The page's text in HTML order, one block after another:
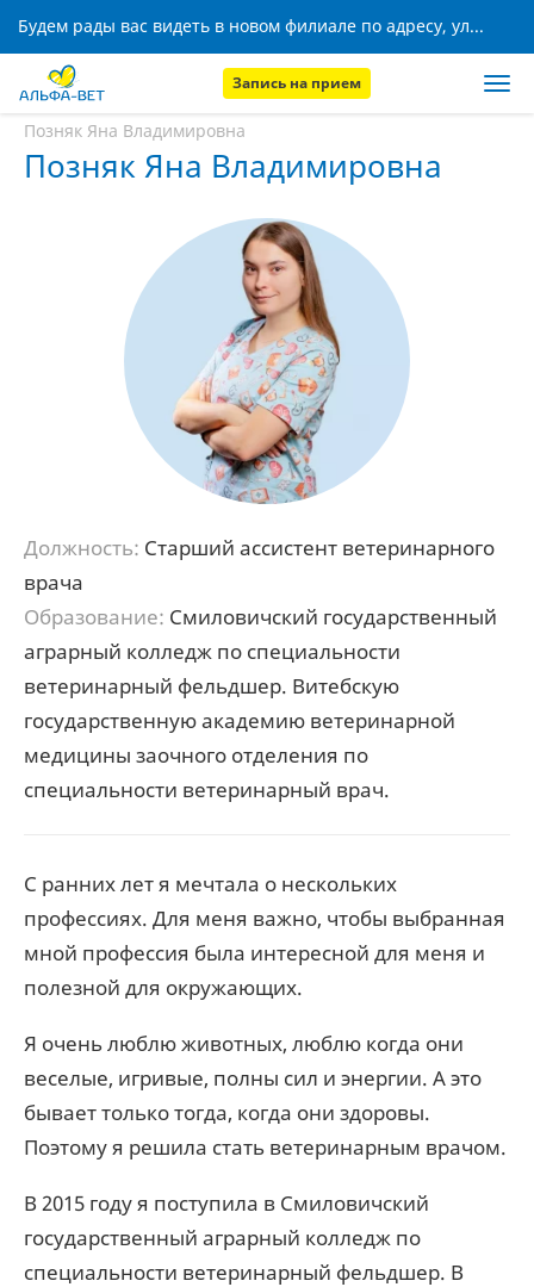
Будем рады вас видеть в новом филиале по адресу, ул. Кижеватова, 8!
Запись на прием
Главная
Наши сотрудники
Позняк Яна Владимировна
Позняк Яна Владимировна
Должность: Старший ассистент ветеринарного
врача
Образование: Смиловичский государственный
аграрный колледж по специальности
ветеринарный фельдшер. Витебскую
государственную академию ветеринарной
медицины заочного отделения по
специальности ветеринарный врач.
С ранних лет я мечтала о нескольких
профессиях. Для меня важно, чтобы выбранная
мной профессия была интересной для меня и
полезной для окружающих.
Я очень люблю животных, люблю когда они
веселые, игривые, полны сил и энергии. А это
бывает только тогда, когда они здоровы.
Поэтому я решила стать ветеринарным врачом.
В 2015 году я поступила в Смиловичский
государственный аграрный колледж по
специальности ветеринарный фельдшер. В